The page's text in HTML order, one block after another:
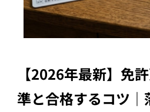
【2026年最新】免
準と合格するコツ